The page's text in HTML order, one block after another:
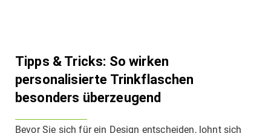
Tipps & Tricks: So wirken
personalisierte Trinkflaschen
besonders überzeugend
Bevor Sie sich für ein Design entscheiden, lohnt sich